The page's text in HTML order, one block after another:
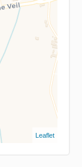
Leaflet